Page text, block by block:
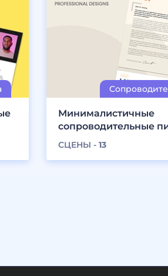
Минималистичные
сопроводительные
СЦЕНЫ -13